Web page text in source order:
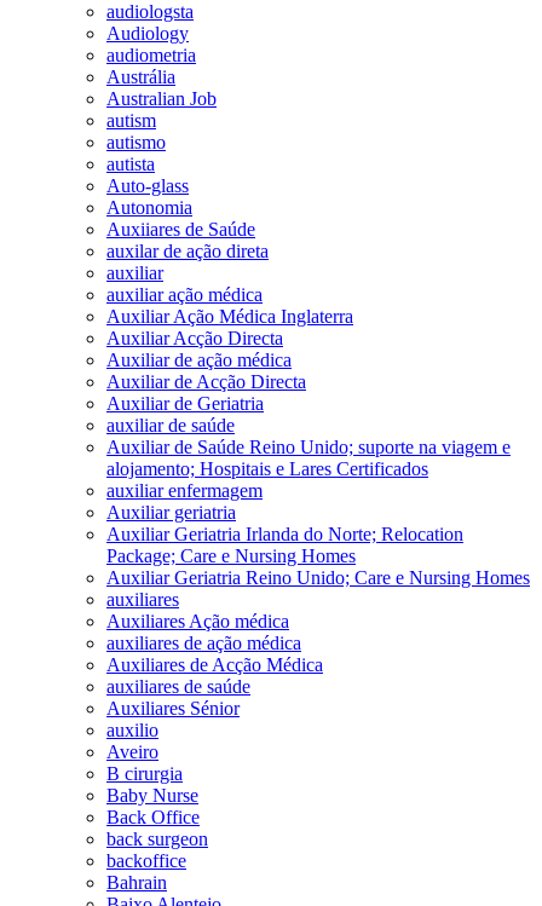
audiologsta
Audiology
audiometria
Austrália
Australian Job
autism
autismo
autista
Auto-glass
Autonomia
Auxiiares de Saúde
auxilar de ação direta
auxiliar
auxiliar ação médica
Auxiliar Ação Médica Inglaterra
Auxiliar Acção Directa
Auxiliar de ação médica
Auxiliar de Acção Directa
Auxiliar de Geriatria
auxiliar de saúde
Auxiliar de Saúde Reino Unido; suporte na viagem e
alojamento; Hospitais e Lares Certificados
auxiliar enfermagem
Auxiliar geriatria
Auxiliar Geriatria Irlanda do Norte; Relocation
Package; Care e Nursing Homes
Auxiliar Geriatria Reino Unido; Care e Nursing Homes
auxiliares
Auxiliares Ação médica
auxiliares de ação médica
Auxiliares de Acção Médica
auxiliares de saúde
Auxiliares Sénior
auxilio
Aveiro
B cirurgia
Baby Nurse
Back Office
back surgeon
backoffice
Bahrain